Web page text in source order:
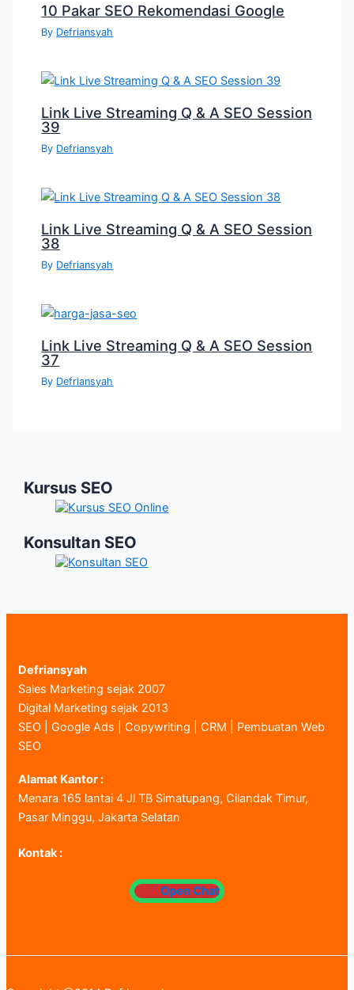
10 Pakar SEO Rekomendasi Google
By Defriansyah
Link Live Streaming Q & A SEO Session
39
By Defriansyah
Link Live Streaming Q & A SEO Session
38
By Defriansyah
Link Live Streaming Q & A SEO Session
37
By Defriansyah
Kursus SEO
Konsultan SEO
Defriansyah
Sales Marketing sejak 2007
Digital Marketing sejak 2013
SEO | Google Ads | Copywriting | CRM | Pembuatan Web
SEO
Alamat Kantor :
Menara 165 lantai 4 Jl TB Simatupang, Cilandak Timur,
Pasar Minggu, Jakarta Selatan
Kontak :
Open Chat